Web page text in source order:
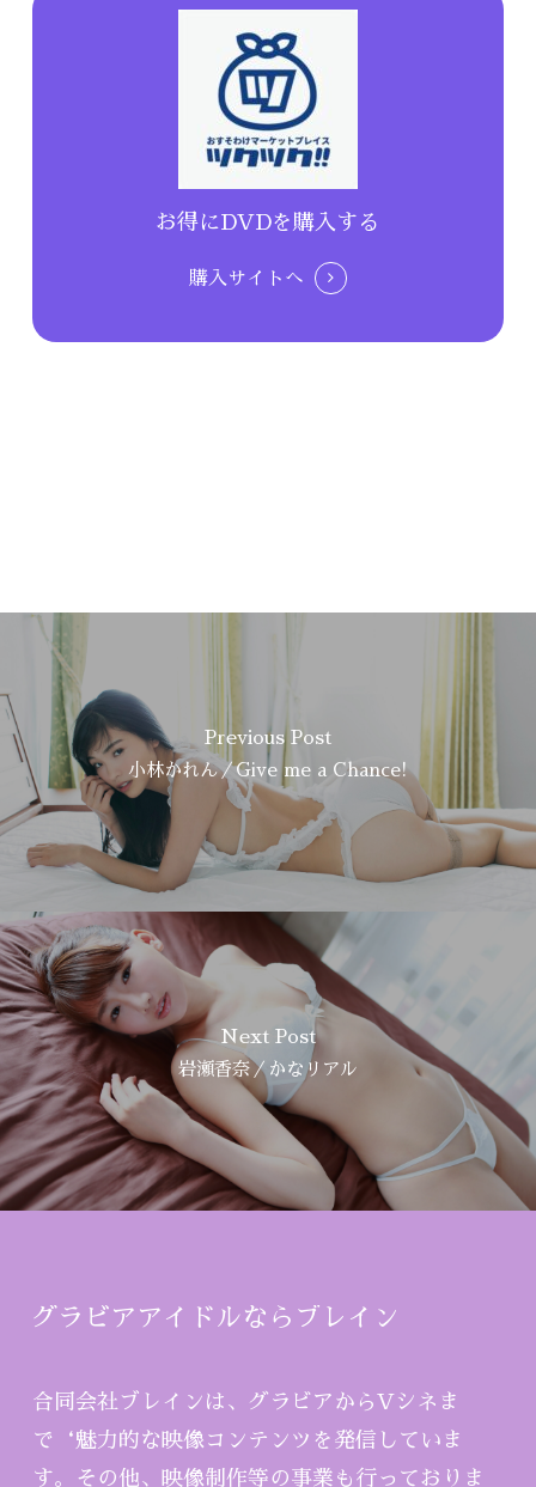
お得にDVDを購入する
購入サイトへ
Previous Post
小林かれん／Give me a Chance!
Next Post
岩瀬香奈／かなリアル
グラビアアイドルならブレイン
合同会社ブレインは、グラビアからVシネま
で‘魅力的な映像コンテンツを発信していま
す。その他、映像制作等の事業も行っておりま